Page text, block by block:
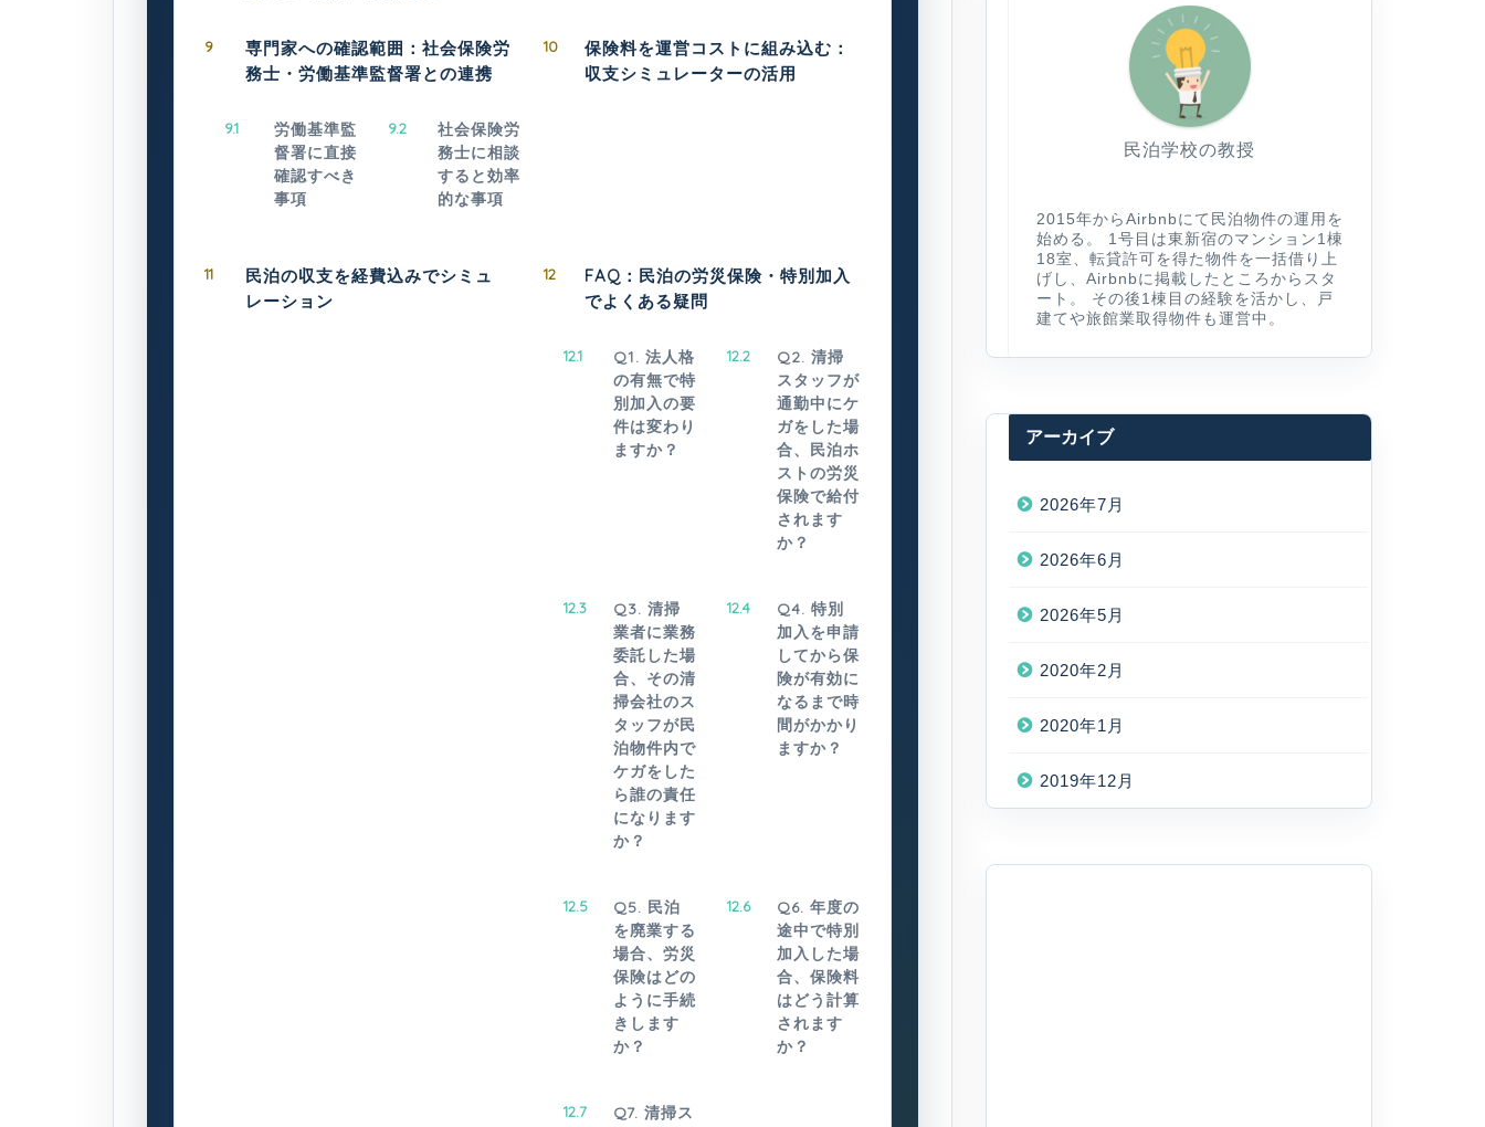
9
専門家への確認範囲：社会保険労
務士・労働基準監督署との連携
9.1
労働基準監
督署に直接
確認すべき
事項
9.2
社会保険労
務士に相談
すると効率
的な事項
10
保険料を運営コストに組み込む：
収支シミュレーターの活用
11
民泊の収支を経費込みでシミュ
レーション
12
FAQ：民泊の労災保険・特別加入
でよくある疑問
12.1
Q1. 法人格
の有無で特
別加入の要
件は変わり
ますか？
12.2
Q2. 清掃
スタッフが
通勤中にケ
ガをした場
合、民泊ホ
ストの労災
保険で給付
されます
か？
12.3
Q3. 清掃
業者に業務
委託した場
合、その清
掃会社のス
タッフが民
泊物件内で
ケガをした
ら誰の責任
になります
か？
12.4
Q4. 特別
加入を申請
してから保
険が有効に
なるまで時
間がかかり
ますか？
12.5
Q5. 民泊
を廃業する
場合、労災
保険はどの
ように手続
きします
か？
12.6
Q6. 年度の
途中で特別
加入した場
合、保険料
はどう計算
されます
か？
12.7
Q7. 清掃ス
民泊学校の教授
2015年からAirbnbにて民泊物件の運用を
始める。 1号目は東新宿のマンション1棟
18室、転貸許可を得た物件を一括借り上
げし、Airbnbに掲載したところからスタ
ート。 その後1棟目の経験を活かし、戸
建てや旅館業取得物件も運営中。
アーカイブ
2026年7月
2026年6月
2026年5月
2020年2月
2020年1月
2019年12月